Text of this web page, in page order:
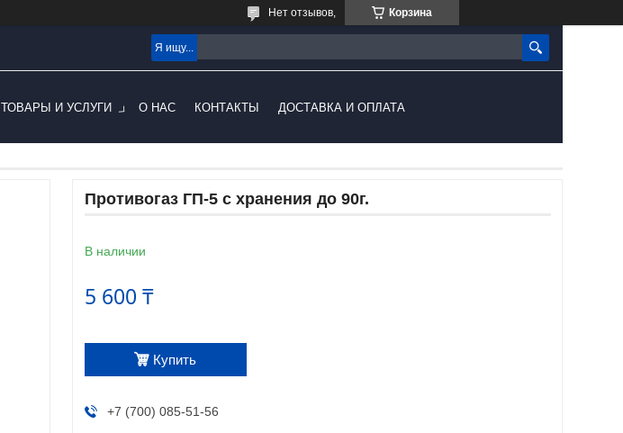
Корзина
Нет отзывов,
ТОВАРЫ И УСЛУГИ О НАС КОНТАКТЫ ДОСТАВКА И ОПЛАТА
Противогаз ГП-5 с хранения до 90г.
В наличии
5 600 ₸
Купить
+7 (700) 085-51-56